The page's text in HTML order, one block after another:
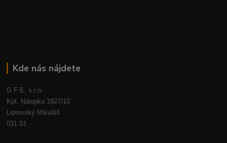
Kde nás nájdete
G F E, s.r.o.
Kpt. Nálepku 1927/10
Liptovský Mikuláš
031 01